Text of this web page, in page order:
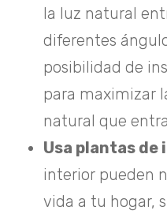
la luz natural
diferentes
posibilidad de
para maximizar
natural que
Usa plantas de
interior pueden
vida a tu hogar,